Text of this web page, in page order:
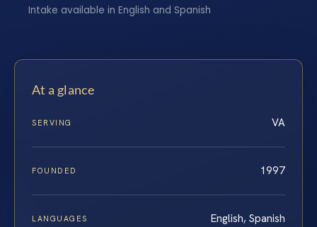
Intake available in English and Spanish
At a glance
SERVING VA
FOUNDED 1997
LANGUAGES English, Spanish